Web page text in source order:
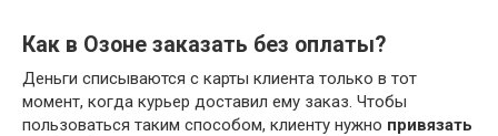
Как в Озоне заказать без оплаты?
Деньги списываются с карты клиента только в тот
момент, когда курьер доставил ему заказ. Чтобы
пользоваться таким способом, клиенту нужно привязать